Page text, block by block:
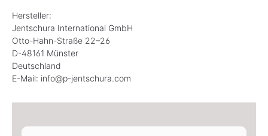
Hersteller:
Jentschura International GmbH
Otto-Hahn-Straße 22–26
D-48161 Münster
Deutschland
E-Mail: info@p-jentschura.com